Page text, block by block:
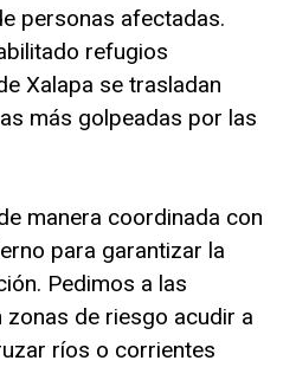
personas afectadas.
refugios
Xalapa se trasladan
más golpeadas por las
manera coordinada con
para garantizar la
Pedimos a las
zonas de riesgo acudir a
ríos o corrientes